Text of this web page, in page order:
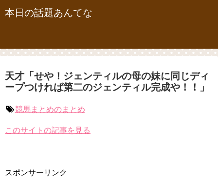
本日の話題あんてな
天才「せや！ジェンティルの母の妹に同じディ
ープつければ第二のジェンティル完成や！！」
競馬まとめのまとめ
このサイトの記事を見る
スポンサーリンク